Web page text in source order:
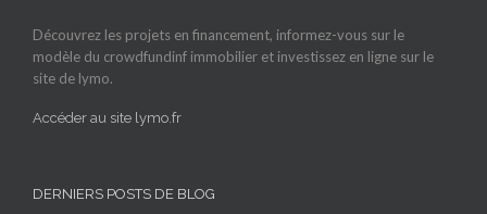
Découvrez les projets en financement, informez-vous sur le
modèle du crowdfundinf immobilier et investissez en ligne sur le
site de lymo.
Accéder au site lymo.fr
DERNIERS POSTS DE BLOG